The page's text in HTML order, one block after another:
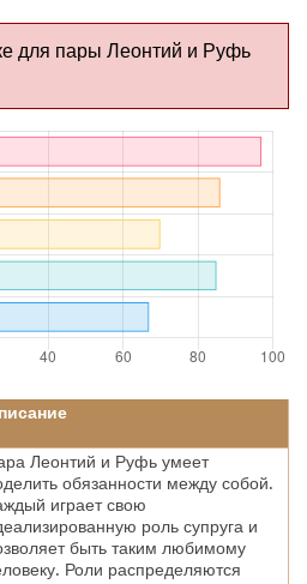
для пары Леонтий и Руфь
Леонтий и Руфь умеет
обязанности между собой.
играет свою
роль супруга и
быть таким любимому
Роли распределяются